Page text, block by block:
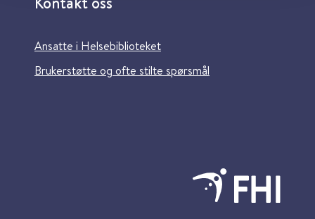
Ansatte i Helsebiblioteket
Brukerstøtte og ofte stilte spørsmål